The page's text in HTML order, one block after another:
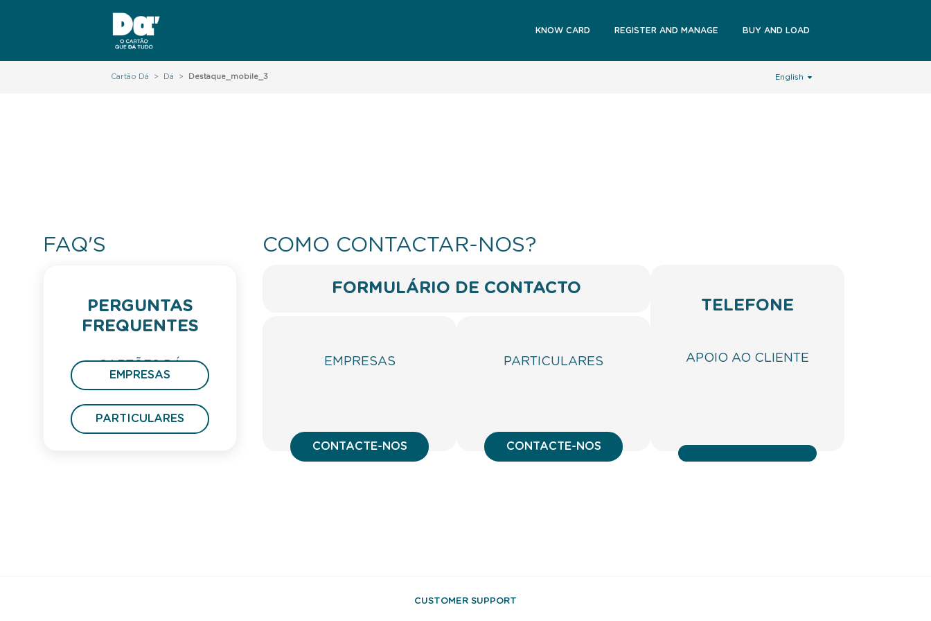
KNOW CARD REGISTER AND MANAGE BUY AND LOAD
Cartão Dá > Dá > Destaque_mobile_3 English
FAQ'S
PERGUNTAS
FREQUENTES
CARTÕES DÁ
PRESENTE
EMPRESAS
PARTICULARES
COMO CONTACTAR-NOS?
FORMULÁRIO DE CONTACTO
EMPRESAS
CONTACTE-NOS
PARTICULARES
CONTACTE-NOS
TELEFONE
APOIO AO CLIENTE
CUSTOMER SUPPORT